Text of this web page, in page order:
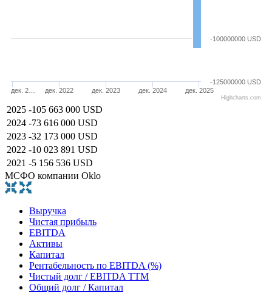
дек. 2… дек. 2022 дек. 2023 дек. 2024 дек. 2025
-125000000 USD
-100000000 USD
Highcharts.com
2025 -105 663 000 USD
2024 -73 616 000 USD
2023 -32 173 000 USD
2022 -10 023 891 USD
2021 -5 156 536 USD
МСФО компании Oklo
Выручка
Чистая прибыль
EBITDA
Активы
Капитал
Рентабельность по EBITDA (%)
Чистый долг / EBITDA TTM
Общий долг / Капитал